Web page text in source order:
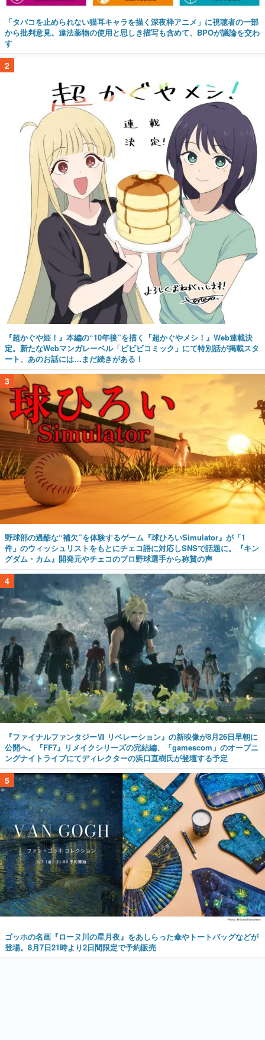
「タバコを止められない猫耳キャラを描く深夜枠アニメ」に視聴者の一部
から批判意見。違法薬物の使用と思しき描写も含めて、BPOが議論を交わ
す
2
『超かぐや姫！』本編の“10年後”を描く『超かぐやメシ！』Web連載決
定。新たなWebマンガレーベル「ビビビコミック」にて特別話が掲載スタ
ート、あのお話には…まだ続きがある！
3
野球部の過酷な“補欠”を体験するゲーム『球ひろいSimulator』が「1
件」のウィッシュリストをもとにチェコ語に対応しSNSで話題に。『キン
グダム・カム』開発元やチェコのプロ野球選手から称賛の声
4
『ファイナルファンタジーⅦ リベレーション』の新映像が8月26日早朝に
公開へ。『FF7』リメイクシリーズの完結編、「gamescom」のオープニ
ングナイトライブにてディレクターの浜口直樹氏が登壇する予定
5
ゴッホの名画『ローヌ川の星月夜』をあしらった傘やトートバッグなどが
登場。8月7日21時より2日間限定で予約販売